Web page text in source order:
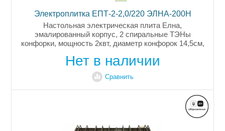
Электроплитка ЕПТ-2-2,0/220 ЭЛНА-200Н
Настольная электрическая плита Елна,
эмалированный корпус, 2 спиральные ТЭНы
конфорки, мощность 2квт, диаметр конфорок 14,5см,
переключатель со ступенчатым регулированием...
Нет в наличии
Сравнить